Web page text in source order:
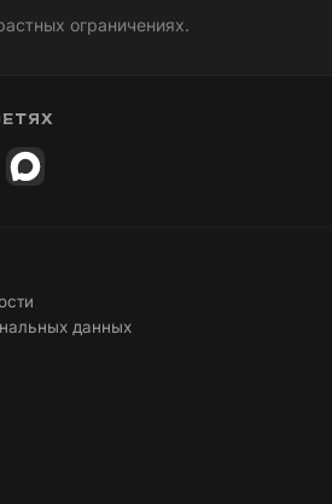
ограничениях.
данных